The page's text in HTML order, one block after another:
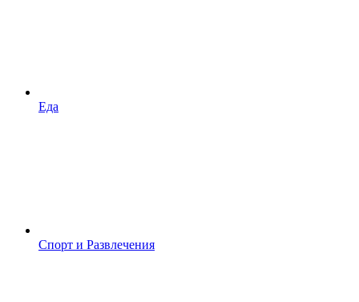
Еда
Спорт и Развлечения